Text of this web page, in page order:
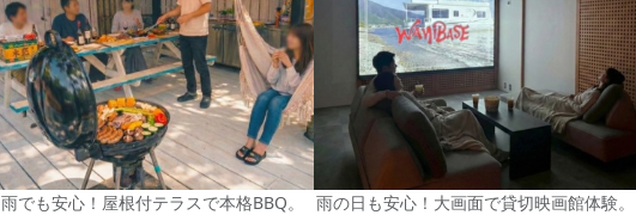
雨でも安心！屋根付テラスで本格BBQ。 雨の日も安心！大画面で貸切映画館体験。